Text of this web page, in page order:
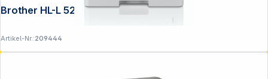
Brother HL-L 5210 DN
Artikel-Nr.:209444